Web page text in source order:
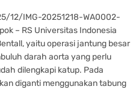
12/IMG-20251218-WA0002-
– RS Universitas Indonesia
yaitu operasi jantung besar
darah aorta yang perlu
dilengkapi katup. Pada
diganti menggunakan tabung